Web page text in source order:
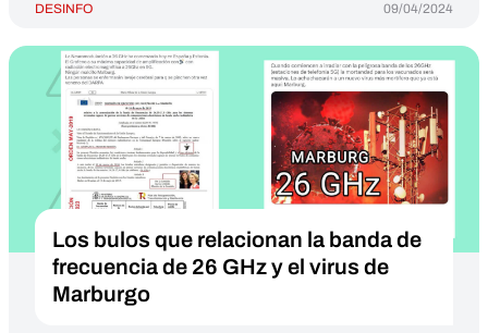
DESINFO 09/04/2024
Los bulos que relacionan la banda de
frecuencia de 26 GHz y el virus de
Marburgo